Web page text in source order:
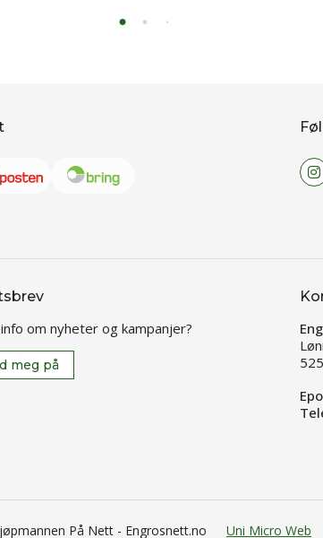
om nyheter og kampanjer?
meg på
På Nett - Engrosnett.no Uni Micro Web